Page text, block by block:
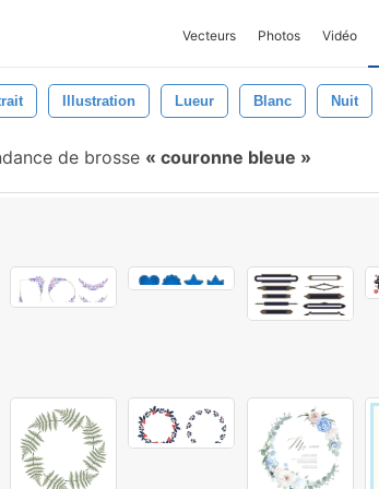
Vecteurs Photos Vidéo
Illustration Lueur Blanc Nuit
de brosse couronne bleue